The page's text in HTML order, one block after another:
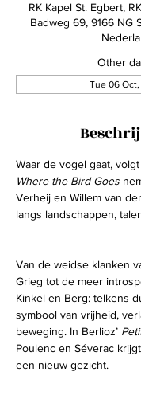
RK Kapel St. Egbert,
Badweg 69, 9166 NG
Other
Tue 06 Oct,
Waar de vogel gaat,
Where the Bird Goes
Verheij en Willem van
langs landschappen,
Van de weidse klanken
Grieg tot de meer
Kinkel en Berg: telkens
symbool van vrijheid,
beweging. In Berlioz’
Poulenc en Séverac
een nieuw gezicht.